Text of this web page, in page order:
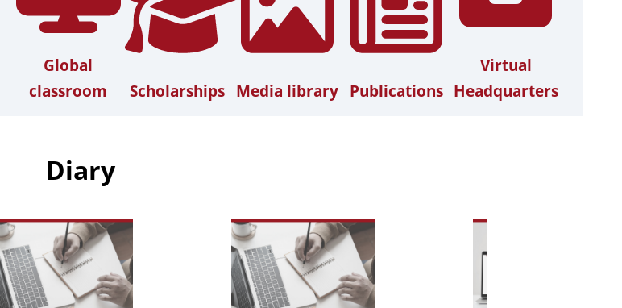
Global
classroom
Scholarships Media library Publications
Virtual
Headquarters
Diary